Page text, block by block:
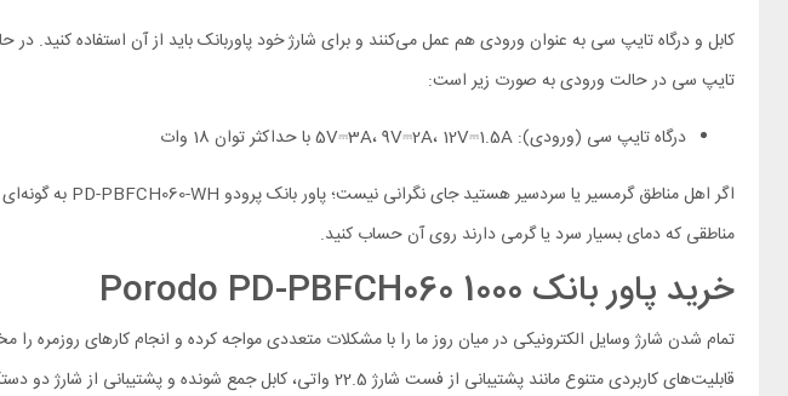
تایپ سی در حالت ورودی به صورت زیر است:
درگاه تایپ سی (ورودی): 5V⎓3A، 9V⎓2A، 12V⎓1.5A با حداکثر توان 18 وات
مناطقی که دمای بسیار سرد یا گرمی دارند روی آن حساب کنید.
خرید پاور بانک Porodo PD-PBFCH060 1000
قابلیت‌های کاربردی متنوع مانند پشتیبانی از فست شارژ 22.5 واتی، کابل جمع شونده و پشتیبانی از شارژ دو دستگاه به صورت همزمان آن را به محصولی ارزشمند تبدیل کرده است.